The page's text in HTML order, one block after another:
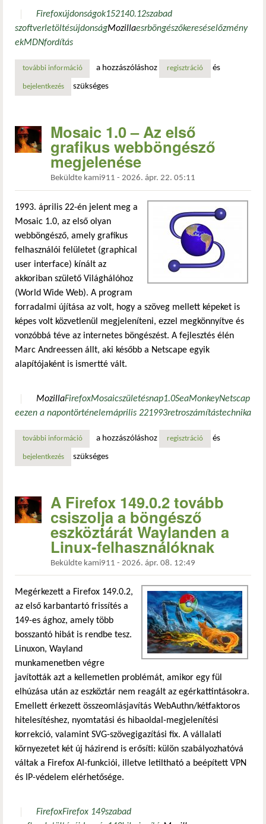
Firefoxújdonságok152140.12szabad
szoftverletöltésújdonságMozillaesrböngészőkereséselőzmény
ekMDNfordítás
további információfirefox 152.0 – új felület, modernebb webes képességek
a hozzászóláshoz regisztráció és
bejelentkezés szükséges
Mosaic 1.0 – Az első
grafikus webböngésző
megjelenése
Beküldte kami911 - 2026. ápr. 22. 05:11
1993. április 22-én jelent meg a
Mosaic 1.0, az első olyan
webböngésző, amely grafikus
felhasználói felületet (graphical
user interface) kínált az
akkoriban születő Világhálóhoz
(World Wide Web). A program
forradalmi újítása az volt, hogy a szöveg mellett képeket is
képes volt közvetlenül megjeleníteni, ezzel megkönnyítve és
vonzóbbá téve az internetes böngészést. A fejlesztés élén
Marc Andreessen állt, aki később a Netscape egyik
alapítójaként is ismertté vált.
MozillaFirefoxMosaicszületésnap1.0SeaMonkeyNetscap
eezen a napontörténelemáprilis 221993retroszámítástechnika
további információmosaic 1.0 – az első grafikus webböngésző megjelenése
a hozzászóláshoz regisztráció és
bejelentkezés szükséges
A Firefox 149.0.2 tovább
csiszolja a böngésző
eszköztárát Waylanden a
Linux-felhasználóknak
Beküldte kami911 - 2026. ápr. 08. 12:49
Megérkezett a Firefox 149.0.2,
az első karbantartó frissítés a
149-es ághoz, amely több
bosszantó hibát is rendbe tesz.
Linuxon, Wayland
munkamenetben végre
javították azt a kellemetlen problémát, amikor egy fül
elhúzása után az eszköztár nem reagált az egérkattintásokra.
Emellett érkezett összeomlásjavítás WebAuthn/kétfaktoros
hitelesítéshez, nyomtatási és hibaoldal-megjelenítési
korrekció, valamint SVG-szövegigazítási fix. A vállalati
környezetet két új házirend is erősíti: külön szabályozhatóvá
váltak a Firefox AI-funkciói, illetve letiltható a beépített VPN
és IP-védelem elérhetősége.
FirefoxFirefox 149szabad